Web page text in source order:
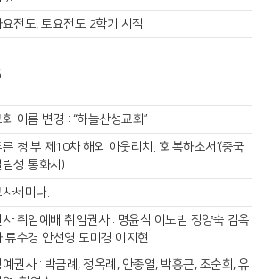
요전도, 토요전도 2학기 시작.
이름 변경 : “하늘산성교회”
청.부 제10차 해외 아웃리치. ‘회복하소서’(중국
림성 통화시)
세미나.
취임예배 취임권사 : 명윤식 이노범 정양숙 김옥
류수경 안선영 도미경 이지현
예권사 : 박금례, 정옥례, 안종열, 박흥근, 조순희, 유